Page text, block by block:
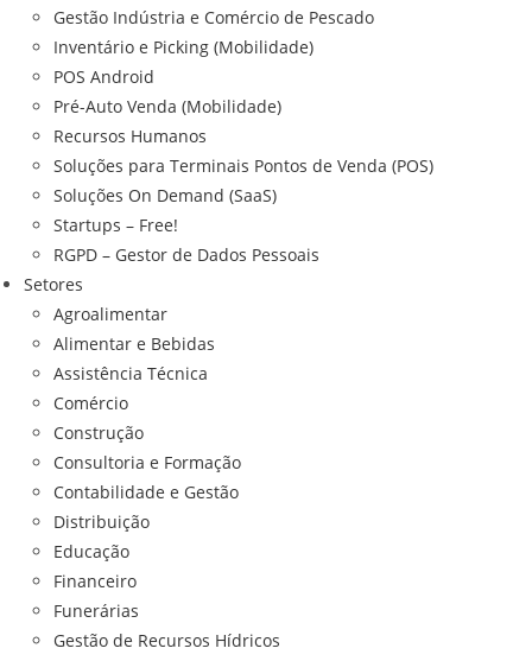
Gestão Indústria e Comércio de Pescado
Inventário e Picking (Mobilidade)
POS Android
Pré-Auto Venda (Mobilidade)
Recursos Humanos
Soluções para Terminais Pontos de Venda (POS)
Soluções On Demand (SaaS)
Startups – Free!
RGPD – Gestor de Dados Pessoais
Setores
Agroalimentar
Alimentar e Bebidas
Assistência Técnica
Comércio
Construção
Consultoria e Formação
Contabilidade e Gestão
Distribuição
Educação
Financeiro
Funerárias
Gestão de Recursos Hídricos